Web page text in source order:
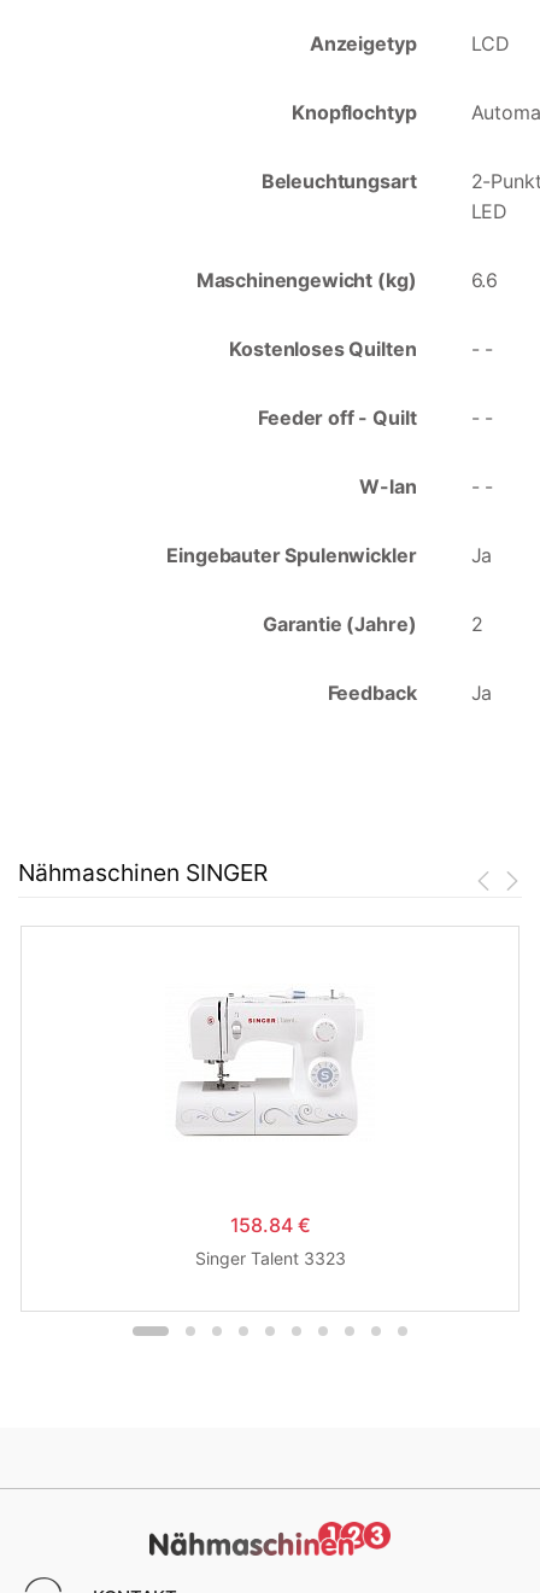
Anzeigetyp LCD
Knopflochtyp
Beleuchtungsart
2-
LED
Maschinengewicht (kg) 6.6
Kostenloses Quilten - -
Feeder off - Quilt - -
W-lan - -
Eingebauter Spulenwickler Ja
Garantie (Jahre) 2
Feedback Ja
Nähmaschinen SINGER
158.84 €
Singer Talent 3323